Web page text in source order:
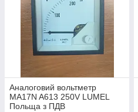
Аналоговий вольтметр
MA17N A613 250V LUMEL
Польща з ПДВ